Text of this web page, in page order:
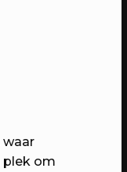
waar
plek om